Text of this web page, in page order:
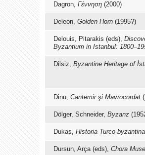
Dagron, Γέννηση (2000)
Deleon, Golden Horn (1995?)
Delouis, Pitarakis (eds),
Byzantium in Istanbul:
Dilsiz, Byzantine Heritage of
Dinu, Cantemir şi Mavrocordat
Dölger, Schneider, Byzanz
Dukas, Historia Turco-byzantina
Dursun, Arça (eds), Chora